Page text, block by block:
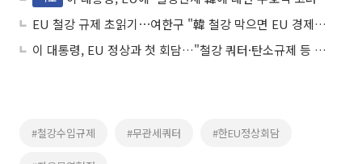
EU 철강 규제 초읽기⋯여한구 "韓 철강 막으면 EU 경제도 타격"
이 대통령, EU 정상과 첫 회담…"철강 쿼터·탄소규제 등 논의"
#철강수입규제 #무관세쿼터 #한EU정상회담